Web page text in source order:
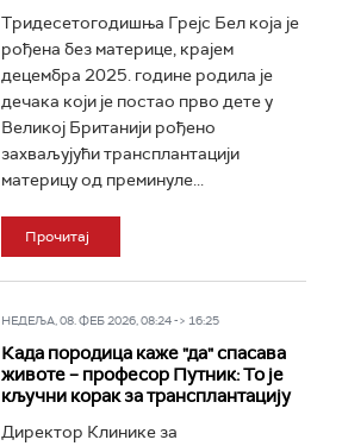
Тридесетогодишња Грејс Бел која је
рођена без материце, крајем
децембра 2025. године родила је
дечака који је постао прво дете у
Великој Британији рођено
захваљујући трансплантацији
материцу од преминуле...
Прочитај
НЕДЕЉА, 08. ФЕБ 2026, 08:24 -> 16:25
Када породица каже "да" спасава
животе – професор Путник: То је
кључни корак за трансплантацију
Директор Клинике за